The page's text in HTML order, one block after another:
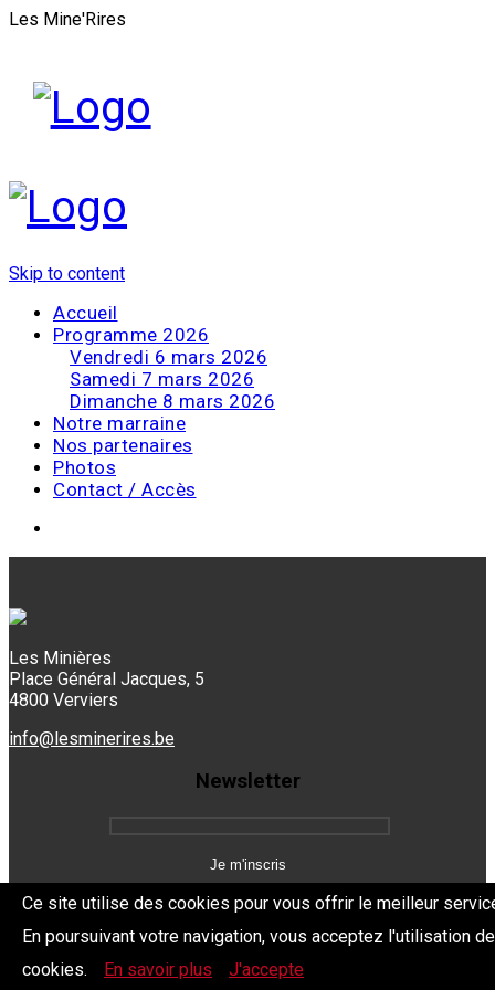
Les Mine'Rires
Skip to content
Accueil
Programme 2026
Vendredi 6 mars 2026
Samedi 7 mars 2026
Dimanche 8 mars 2026
Notre marraine
Nos partenaires
Photos
Contact / Accès
Les Minières
Place Général Jacques, 5
4800 Verviers
info@lesminerires.be
Newsletter
Copyright 2026 Les Mine'Rires - Politique de confidentialité
Ce site utilise des cookies pour vous offrir le meilleur
En poursuivant votre navigation, vous acceptez l'utilisation
cookies.
En savoir plus J'accepte